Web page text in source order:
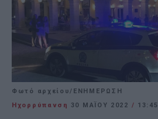
Φωτό αρχείου/ΕΝΗΜΕΡΩΣΗ
Ηχορρύπανση
30 ΜΑΪ́ΟΥ 2022 / 13:45